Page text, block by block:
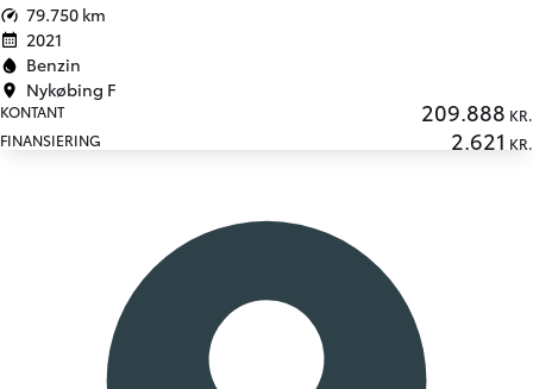
79.750 km
2021
Benzin
Nykøbing F
KONTANT 209.888 KR.
FINANSIERING
2.621 KR.